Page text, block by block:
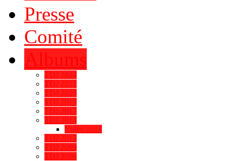
Presse
Comité
Albums
TDJ 2024
TDJ 2021
TDJ 2020
TDJ 2019
TDJ 2017
TDJ 2014
Vidéo 2014
TDJ 2013
TDJ 2009
TDJ 2006